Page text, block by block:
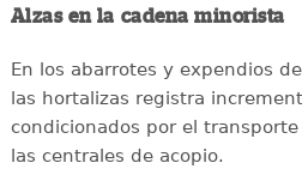
Alzas en la cadena minorista
En los abarrotes y expendios
las hortalizas registra
condicionados por el
las centrales de acopio.